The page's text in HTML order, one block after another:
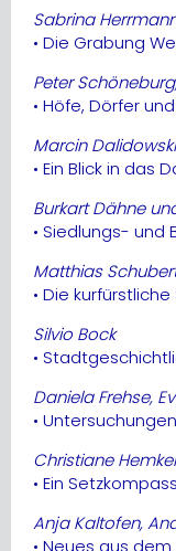
Sabrina
• Die Grabung
Peter
• Höfe, Dörfer
Marcin
• Ein Blick in das
Burkart Dähne
• Siedlungs- und
Matthias
• Die
Silvio Bock
•
Daniela Frehse,
•
Christiane
• Ein
Anja Kaltofen,
• Neues aus